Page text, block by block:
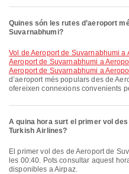
Quines són les rutes d’aeroport
Suvarnabhumi?
vol de Aeroport de Suvarnabhumi a
Aeroport de Suvarnabhumi a
Aeroport de Suvarnabhumi a
d’aeroport més populars des de
ofereixen connexions convenients
A quina hora surt el primer vol
Turkish Airlines?
El primer vol des de Aeroport de Suvarnabhumi amb Turkish Airlines surt a
les 00:40. Pots consultar aquest
disponibles a Airpaz.